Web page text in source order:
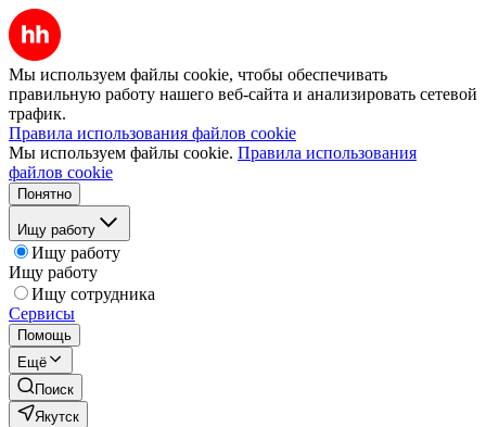
Мы используем файлы cookie, чтобы обеспечивать
правильную работу нашего веб-сайта и анализировать сетевой
трафик.
Правила использования файлов cookie
Мы используем файлы cookie. Правила использования
файлов cookie
Понятно
Ищу работу
Ищу работу
Ищу работу
Ищу сотрудника
Сервисы
Помощь
Ещё
Поиск
Якутск